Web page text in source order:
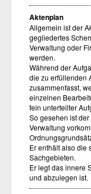
Aktenplan
Allgemein ist der
gegliedertes
Verwaltung oder
werden.
Während der
die zu erfüllenden
zusammenfasst,
einzelnen
fein unterteilter
So gesehen ist
Verwaltung
Er enthält also die
Sachgebieten.
Er legt das innere
und abzulegen ist.